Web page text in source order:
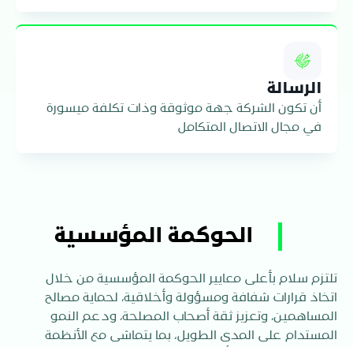
الرسالة
أن تكون الشركة جهة موثوقة وذات تكلفة ميسورة
في مجال الاتصال المتكامل
الحوكمة المؤسسية
تلتزم سلام بأعلى معايير الحوكمة المؤسسية من خلال
اتخاذ قرارات شفافة ومسؤولة وأخلاقية، لحماية مصالح
المساهمين، وتعزيز ثقة أصحاب المصلحة، ودعم النمو
المستدام على المدى الطويل، بما يتماشى مع الأنظمة